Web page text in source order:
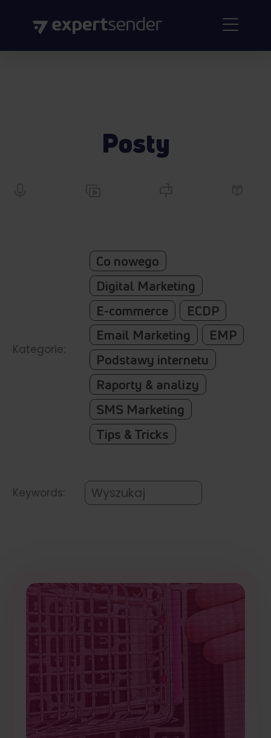
Posty
Kategorie:
Co nowego
Digital Marketing
E-commerce
ECDP
Email Marketing
EMP
Podstawy internetu
Raporty & analizy
SMS Marketing
Tips & Tricks
Keywords: